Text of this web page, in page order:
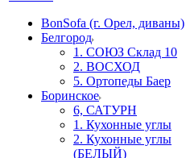
BonSofa (г. Орел, диваны)
Белгород
1. СОЮЗ Склад 10
2. ВОСХОД
5. Ортопеды Баер
Боринское
6, САТУРН
1. Кухонные углы
2. Кухонные углы
(БЕЛЫЙ)